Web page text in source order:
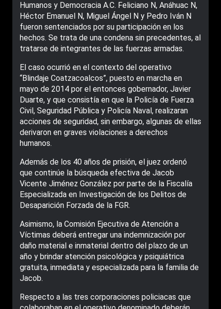
Humanos y Democracia A.C. Feliciano N, Anáhuac N,
Héctor Emanuel N, Miguel Ángel N y Pedro Iván N
fueron sentenciados por su participación en los
hechos. Se trata de una condena sin precedentes, al
tratarse de integrantes de las fuerzas armadas.
El caso ocurrió en el contexto del operativo
“Blindaje Coatzacoalcos”, puesto en marcha en
mayo de 2014 por el entonces gobernador, Javier
Duarte, y que consistía en que la Policía de Fuerza
Civil, Seguridad Pública y Policía Naval, realizaran
acciones de seguridad, sin embargo, algunas de ellas
derivaron en graves violaciones a derechos
humanos.
Además de los 40 años de prisión, el juez ordenó
que continúe la búsqueda efectiva de Jacob
Vicente Jiménez González por parte de la Fiscalía
Especializada en Investigación de los Delitos de
Desaparición Forzada de la FGR.
Asimismo, la Comisión Ejecutiva de Atención a
Víctimas deberá entregar una indemnización por
daño material e inmaterial dentro del plazo de un
año y brindar atención psicológica y psiquiátrica
gratuita, inmediata y especializada para la familia de
Jacob.
Respecto a las tres corporaciones policiacas que